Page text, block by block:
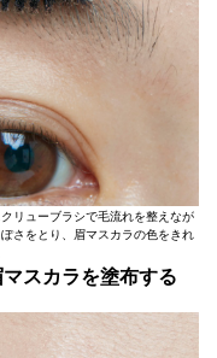
リューブラシで毛流れを整えなが
さをとり、眉マスカラの色をきれ
スカラを塗布する